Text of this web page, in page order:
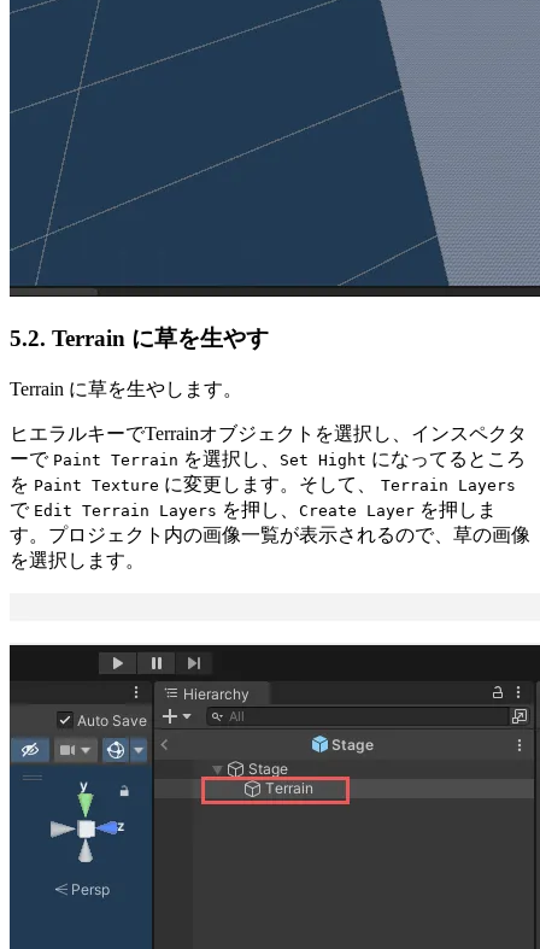
5.2. Terrain に草を生やす
Terrain に草を生やします。
ヒエラルキーでTerrainオブジェクトを選択し、インスペクタ
ーで Paint Terrain を選択し、 Set Hight になってるところ
を Paint Texture に変更します。そして、 Terrain Layers
で Edit Terrain Layers を押し、 Create Layer を押しま
す。プロジェクト内の画像一覧が表示されるので、草の画像
を選択します。